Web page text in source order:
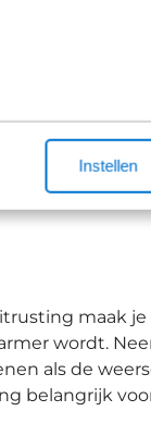
Instellen
routes
in
maak
wordt.
als de
belangrijk